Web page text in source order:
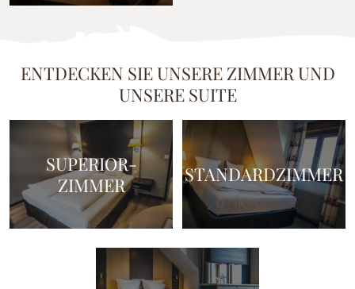
ENTDECKEN SIE UNSERE ZIMMER UND
UNSERE SUITE
SUPERIOR-
ZIMMER
STANDARDZIMMER